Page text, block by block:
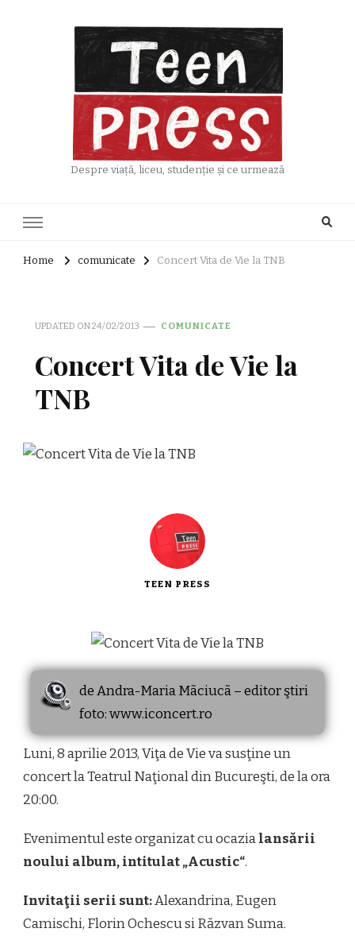
Despre viață, liceu, studenție și ce urmează
Home comunicate Concert Vita de Vie la TNB
UPDATED ON24/02/2013 COMUNICATE
Concert Vita de Vie la
TNB
TEEN PRESS
de Andra-Maria Mãciucã – editor ştiri
foto: www.iconcert.ro
Luni, 8 aprilie 2013, Viţa de Vie va susţine un
concert la Teatrul Naţional din Bucureşti, de la ora
20:00.
Evenimentul este organizat cu ocazialansării
noului album, intitulat „Acustic“.
Invitaţii serii sunt:Alexandrina, Eugen
Camischi, Florin Ochescu si Răzvan Suma.